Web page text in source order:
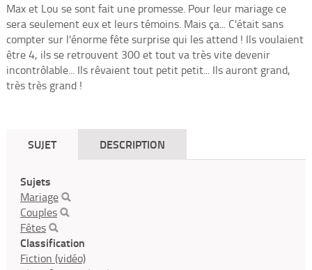
Max et Lou se sont fait une promesse. Pour leur mariage ce
sera seulement eux et leurs témoins. Mais ça... C'était sans
compter sur l'énorme fête surprise qui les attend ! Ils voulaient
être 4, ils se retrouvent 300 et tout va très vite devenir
incontrôlable... Ils rêvaient tout petit petit... Ils auront grand,
très très grand !
SUJET DESCRIPTION
Sujets
Mariage
Couples
Fêtes
Classification
Fiction (vidéo)